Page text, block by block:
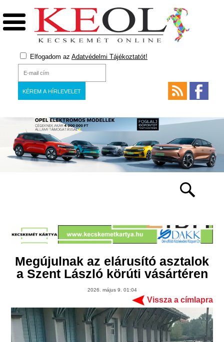
Elfogadom az Adatvédelmi Tájékoztatót!
Megújulnak az elárusító asztalok
a Szent László körúti vásártéren
2026. május 9. 01:04
Vissza a címlapra